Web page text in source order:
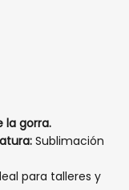
la gorra.
Sublimación
para talleres y